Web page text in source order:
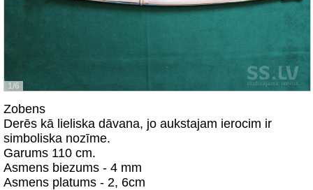
1/6
Zobens
Derēs kā lieliska dāvana, jo aukstajam ierocim ir
simboliska nozīme.
Garums 110 cm.
Asmens biezums - 4 mm
Asmens platums - 2, 6cm